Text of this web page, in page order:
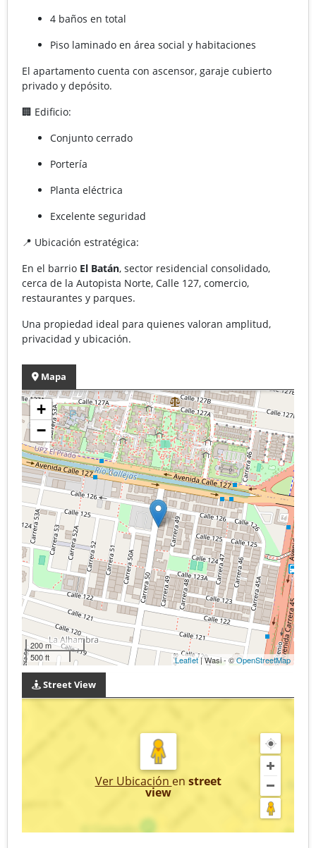
4 baños en total
Piso laminado en área social y habitaciones
El apartamento cuenta con ascensor, garaje cubierto
privado y depósito.
🏢 Edificio:
Conjunto cerrado
Portería
Planta eléctrica
Excelente seguridad
📍 Ubicación estratégica:
En el barrio El Batán, sector residencial consolidado,
cerca de la Autopista Norte, Calle 127, comercio,
restaurantes y parques.
Una propiedad ideal para quienes valoran amplitud,
privacidad y ubicación.
Mapa
+
−
200 m
500 ft
Leaflet| Wasi - ©OpenStreetMap
Street View
Ver Ubicación en street
view